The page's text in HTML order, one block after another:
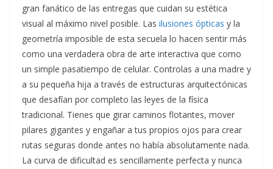
gran fanático de las entregas que cuidan su estética
visual al máximo nivel posible. Las ilusiones ópticas y la
geometría imposible de esta secuela lo hacen sentir más
como una verdadera obra de arte interactiva que como
un simple pasatiempo de celular. Controlas a una madre y
a su pequeña hija a través de estructuras arquitectónicas
que desafían por completo las leyes de la física
tradicional. Tienes que girar caminos flotantes, mover
pilares gigantes y engañar a tus propios ojos para crear
rutas seguras donde antes no había absolutamente nada.
La curva de dificultad es sencillamente perfecta y nunca